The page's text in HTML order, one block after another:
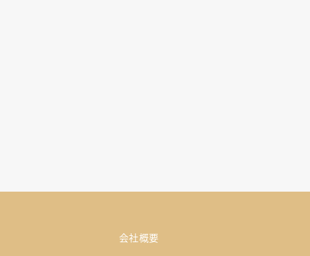
会社概要